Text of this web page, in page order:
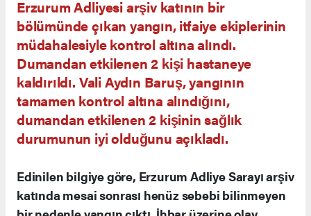
Erzurum Adliyesi arşiv katının bir
bölümünde çıkan yangın, itfaiye ekiplerinin
müdahalesiyle kontrol altına alındı.
Dumandan etkilenen 2 kişi hastaneye
kaldırıldı. Vali Aydın Baruş, yangının
tamamen kontrol altına alındığını,
dumandan etkilenen 2 kişinin sağlık
durumunun iyi olduğunu açıkladı.
Edinilen bilgiye göre, Erzurum Adliye Sarayı arşiv
katında mesai sonrası henüz sebebi bilinmeyen